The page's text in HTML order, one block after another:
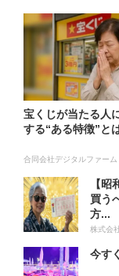
宝くじが当たる人
する“ある特徴”と
合同会社デジタルファー
【
買う
方...
株式会
今す